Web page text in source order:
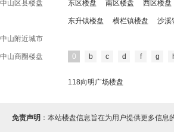
中山区县楼盘 东区楼盘 南区楼盘 西区楼盘
东升镇楼盘 横栏镇楼盘 沙溪
中山附近城市
中山商圈楼盘 0 b c d f g
118向明广场楼盘
免责声明 ：本站楼盘信息旨在为用户提供更多信